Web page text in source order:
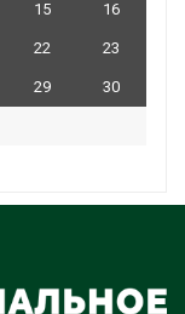
15 16
22 23
29 30